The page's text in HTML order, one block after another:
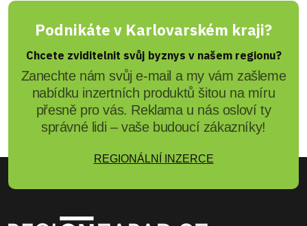
Podnikáte v Karlovarském kraji?
Chcete zviditelnit svůj byznys v našem regionu?
Zanechte nám svůj e-mail a my vám zašleme
nabídku inzertních produktů šitou na míru
přesně pro vás. Reklama u nás osloví ty
správné lidi – vaše budoucí zákazníky!
REGIONÁLNÍ INZERCE